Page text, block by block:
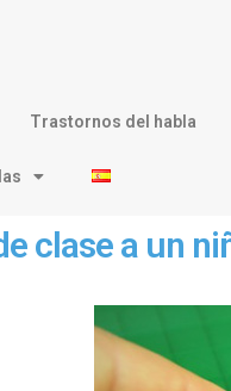
Trastornos del habla
clase a un